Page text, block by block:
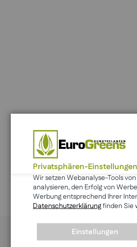
Das
Privatsphären-Einstellungen
Wir setzen Webanalyse-Tools
analysieren, den Erfolg von
Werbung entsprechend Ihrer
Datenschutzerklärungfinden Sie
Einstellungen